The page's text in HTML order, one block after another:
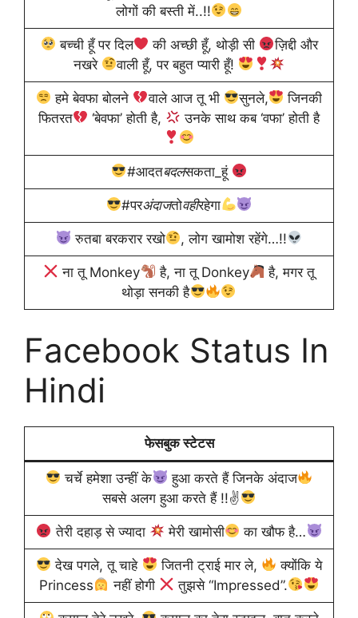
लोगों की बस्ती में..!!
बच्ची हूँ पर दिल की अच्छी हूँ, थोड़ी सी
ज़िद्दी और
नखरे
वाली हूँ, पर बहुत प्यारी हूँ!
हमे बेवफा बोलने वाले आज तू भी सुनले,
जिनकी
फितरत
‘बेवफा’ होती है, उनके साथ कब ‘वफा’ होती है
#आदतबदलसकता_हूं
#परअंदाजतोवहीरहेगा
रुतबा बरकरार रखो , लोग खामोश रहेंगे…!!
ना तू Monkey है, ना तू Donkey
है, मगर तू
थोड़ा सनकी है
Facebook Status In
Hindi
फेसबुक स्टेटस
चर्चे हमेशा उन्हीं के
हुआ करते हैं जिनके अंदाज
सबसे अलग हुआ करते हैं ‌‌!!✌
तेरी दहाड़ से ज्यादा मेरी खामोसी का खौफ है…
देख पगले, तू चाहे जितनी ट्राई मार ले,
क्योंकि ये
Princess
नहीं होगी तुझसे “Impressed”.